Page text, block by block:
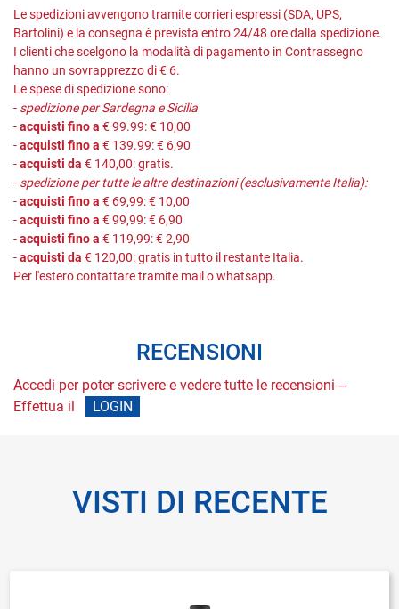
Le spedizioni avvengono tramite corrieri espressi (SDA, UPS,
Bartolini) e la consegna è prevista entro 24/48 ore dalla spedizione.
I clienti che scelgono la modalità di pagamento in Contrassegno
hanno un sovrapprezzo di € 6.
Le spese di spedizione sono:
- spedizione per Sardegna e Sicilia
-acquisti fino a € 99.99: € 10,00
-acquisti fino a € 139.99: € 6,90
-acquisti da € 140,00: gratis.
- spedizione per tutte le altre destinazioni (esclusivamente Italia):
-acquisti fino a € 69,99: € 10,00
-acquisti fino a € 99,99: € 6,90
-acquisti fino a € 119,99: € 2,90
-acquisti da € 120,00: gratis in tutto il restante Italia.
Per l'estero contattare tramite mail o whatsapp.
RECENSIONI
Accedi per poter scrivere e vedere tutte le recensioni --
Effettua il
LOGIN
VISTI DI RECENTE